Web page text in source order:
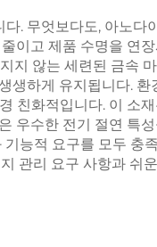
. 무엇보다도, 아노다
이고 제품 수명을 연
지 않는 세련된 금속
하게 유지됩니다. 환
친화적입니다. 이 소
우수한 전기 절연 특
능적 요구를 모두 충
관리 요구 사항과 쉬